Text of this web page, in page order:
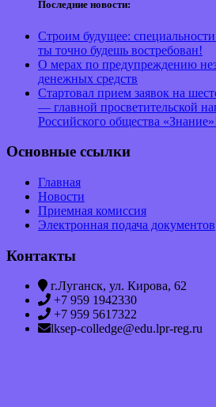
Последние новости:
Строим будущее:
ты точно будешь востребован!
О мерах по предупреждению
денежных средств
Стартовал прием заявок на
— главной просветительской
Российского общества
Основные ссылки
Главная
Новости
Приемная комиссия
Электронная подача документов
Контакты
г.Луганск, ул. Кирова, 62
+7 959 1942330
+7 959 5617322
lksep-colledge@edu.lpr-reg.ru